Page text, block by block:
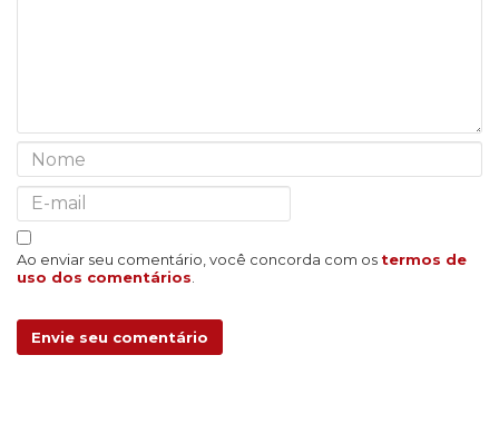
Ao enviar seu comentário, você concorda com os termos de
uso dos comentários.
Envie seu comentário